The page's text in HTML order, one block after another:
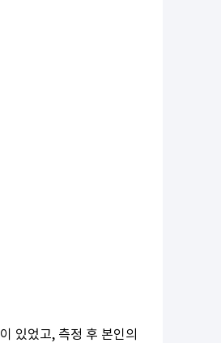
있었고, 측정 후 본인의